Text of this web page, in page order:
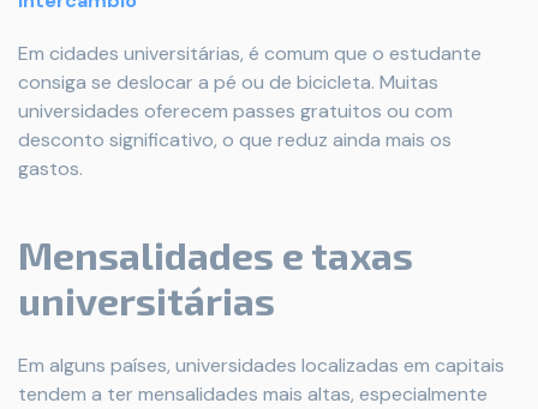
Em cidades universitárias, é comum que o estudante
consiga se deslocar a pé ou de bicicleta. Muitas
universidades oferecem passes gratuitos ou com
desconto significativo, o que reduz ainda mais os
gastos.
Mensalidades e taxas
universitárias
Em alguns países, universidades localizadas em capitais
tendem a ter mensalidades mais altas, especialmente